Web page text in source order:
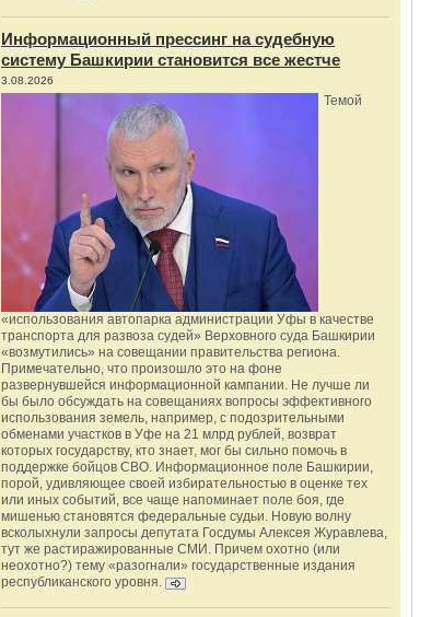
Информационный прессинг на судебную
систему Башкирии становится все жестче
3.08.2026
Темой
«использования автопарка администрации Уфы в качестве
транспорта для развоза судей» Верховного суда Башкирии
«возмутились» на совещании правительства региона.
Примечательно, что произошло это на фоне
развернувшейся информационной кампании. Не лучше ли
бы было обсуждать на совещаниях вопросы эффективного
использования земель, например, с подозрительными
обменами участков в Уфе на 21 млрд рублей, возврат
которых государству, кто знает, мог бы сильно помочь в
поддержке бойцов СВО. Информационное поле Башкирии,
порой, удивляющее своей избирательностью в оценке тех
или иных событий, все чаще напоминает поле боя, где
мишенью становятся федеральные судьи. Новую волну
всколыхнули запросы депутата Госдумы Алексея Журавлева,
тут же растиражированные СМИ. Причем охотно (или
неохотно?) тему «разогнали» государственные издания
республиканского уровня.